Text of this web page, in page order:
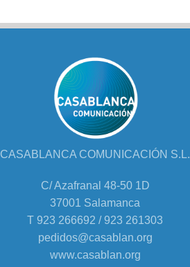
CASABLANCA COMUNICACIÓN S.L.
C/ Azafranal 48-50 1D
37001 Salamanca
T 923 266692 / 923 261303
pedidos@casablan.org
www.casablan.org